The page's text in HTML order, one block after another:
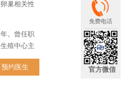
巢相关性
。曾任职
殖中心主
性不孕、
预约医生
免费电话
官方微信